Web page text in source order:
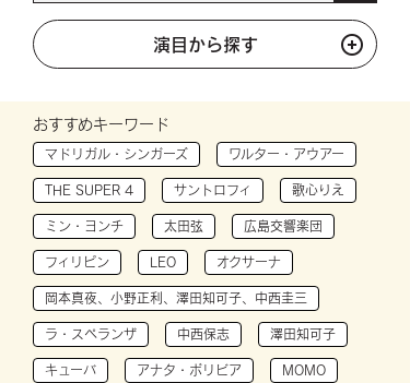
演目から探す
おすすめキーワード
マドリガル・シンガーズ ワルター・アウアー
THE SUPER 4 サントロフィ 歌心りえ
ミン・ヨンチ 太田弦 広島交響楽団
フィリピン LEO オクサーナ
岡本真夜、小野正利、澤田知可子、中西圭三
ラ・スペランザ 中西保志 澤田知可子
キューバ アナタ・ボリビア MOMO